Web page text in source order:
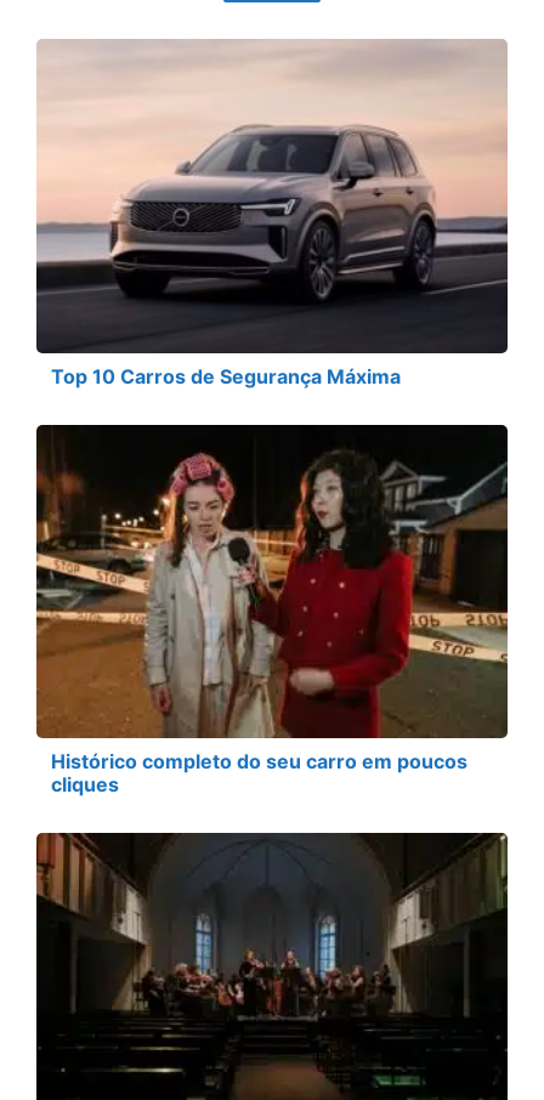
Top 10 Carros de Segurança Máxima
Histórico completo do seu carro em poucos
cliques